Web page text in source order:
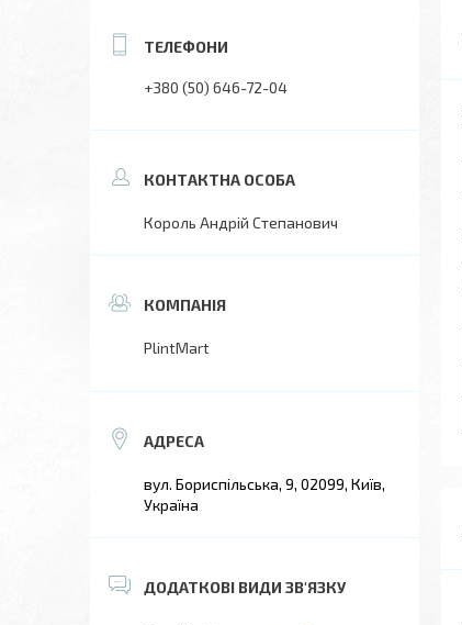
+380 (50) 646-72-04
Король Андрій Степанович
PlintMart
вул. Бориспільська, 9, 02099, Київ,
Україна